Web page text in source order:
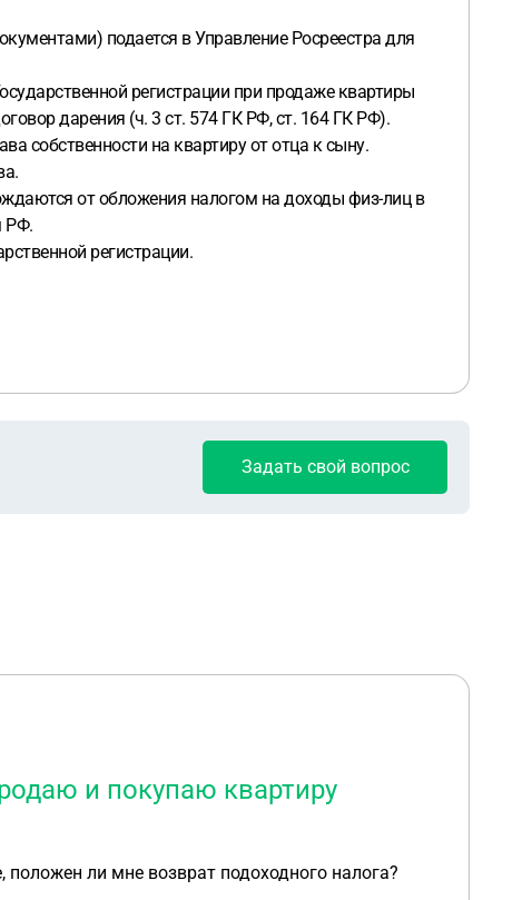
подается в Управление Росреестра для
регистрации при продаже квартиры
дарения (ч. 3 ст. 574 ГК РФ, ст. 164 ГК РФ).
собственности на квартиру от отца к сыну.
от обложения налогом на доходы физ-лиц в
РФ.
регистрации.
Задать свой вопрос
и покупаю квартиру
ли мне возврат подоходного налога?